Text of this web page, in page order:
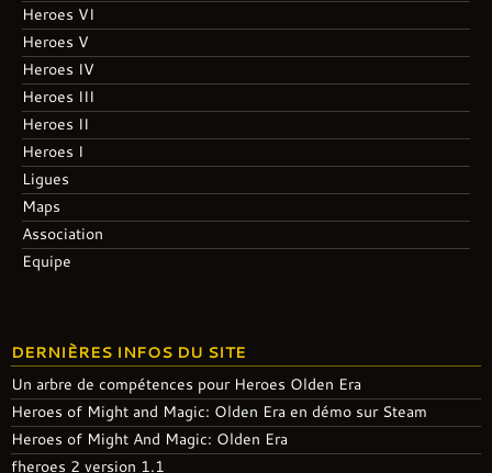
Heroes VI
Heroes V
Heroes IV
Heroes III
Heroes II
Heroes I
Ligues
Maps
Association
Equipe
DERNIÈRES INFOS DU SITE
Un arbre de compétences pour Heroes Olden Era
Heroes of Might and Magic: Olden Era en démo sur Steam
Heroes of Might And Magic: Olden Era
fheroes 2 version 1.1